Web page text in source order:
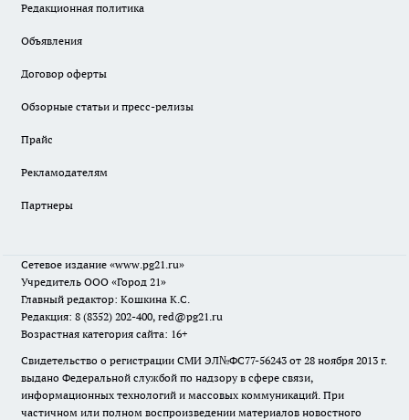
Редакционная политика
Объявления
Договор оферты
Обзорные статьи и пресс-релизы
Прайс
Рекламодателям
Партнеры
Сетевое издание «www.pg21.ru»
Учредитель ООО «Город 21»
Главный редактор: Кошкина К.С.
Редакция: 8 (8352) 202-400, red@pg21.ru
Возрастная категория сайта: 16+
Свидетельство о регистрации СМИ ЭЛ№ФС77-56243 от 28 ноября 2013 г.
выдано Федеральной службой по надзору в сфере связи,
информационных технологий и массовых коммуникаций. При
частичном или полном воспроизведении материалов новостного